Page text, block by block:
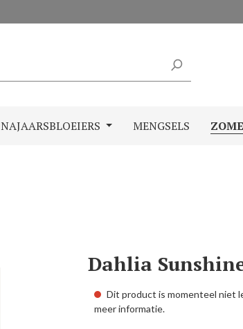
NAJAARSBLOEIERS MENGSELS
Dahlia
Dit product is momenteel niet
meer informatie.